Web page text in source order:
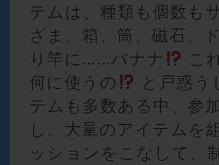
テムは、種類も個数も
ざま。箱、筒、磁石、
り竿に……バナナ
こ
何に使うの
と戸惑
テムも多数ある中、参
し、大量のアイテムを
ッションをこなして、